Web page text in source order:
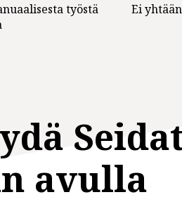
työstä
Ei
avulla